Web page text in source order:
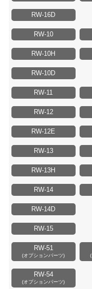
RW-16D
RW-10
RW-10H
RW-10D
RW-11
RW-12
RW-12E
RW-13
RW-13H
RW-14
RW-14D
RW-15
RW-51
(オプションパーツ)
RW-54
(オプションパーツ)